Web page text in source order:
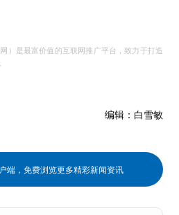
）是最富价值的互联网推广平台，致力于打造
编辑： 白雪敏
端，免费浏览更多精彩新闻资讯